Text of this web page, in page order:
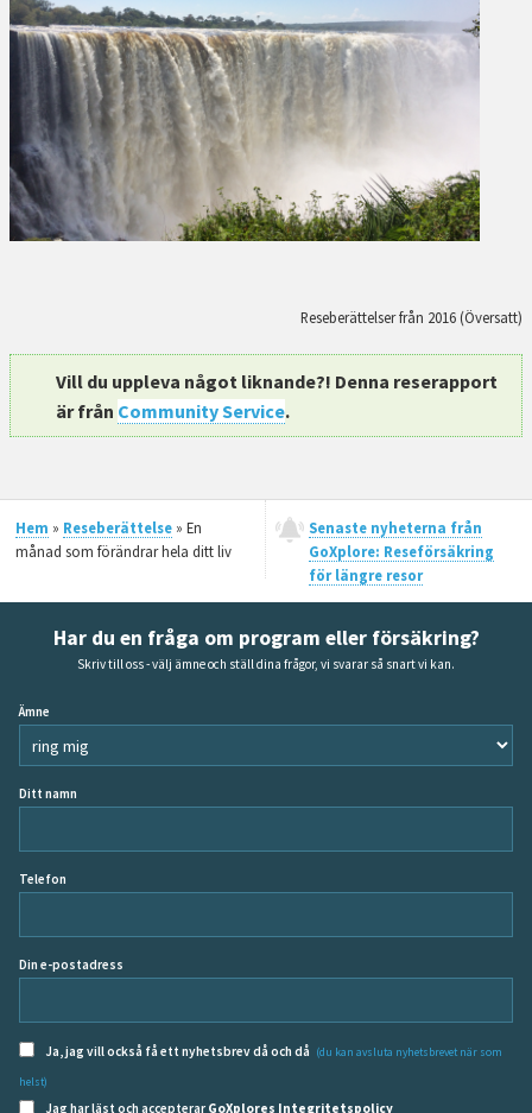
Reseberättelser från 2016 (Översatt)
Vill du uppleva något liknande?! Denna reserapport
är från Community Service.
Hem » Reseberättelse» En
månad som förändrar hela ditt liv
Senaste nyheterna från
GoXplore: Reseförsäkring
för längre resor
Har du en fråga om program eller försäkring?
Skriv till oss - välj ämne och ställ dina frågor, vi svarar så snart vi kan.
Ämne
Ditt namn
Telefon
Din e-postadress
Ja, jag vill också få ett nyhetsbrev då och då (du kan avsluta nyhetsbrevet när som
helst)
Jag har läst och accepterar GoXplores Integritetspolicy